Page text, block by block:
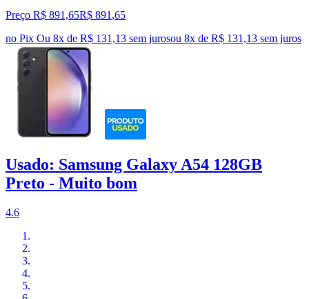
Preço R$ 891,65R$ 891 ,65
no Pix Ou 8x de R$ 131,13 sem jurosou 8x de R$ 131,13 sem juros
Usado: Samsung Galaxy A54 128GB
Preto - Muito bom
4.6